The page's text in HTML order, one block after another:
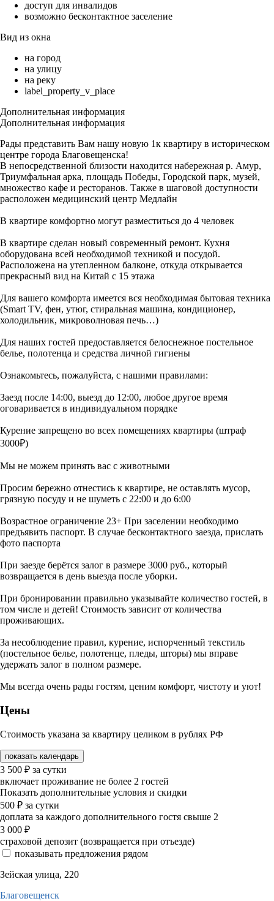
доступ для инвалидов
возможно бесконтактное заселение
Вид из окна
на город
на улицу
на реку
label_property_v_place
Дополнительная информация
Дополнительная информация
Рады представить Вам нашу новую 1к квартиру в историческом
центре города Благовещенска!
В непосредственной близости находится набережная р. Амур,
Триумфальная арка, площадь Победы, Городской парк, музей,
множество кафе и ресторанов. Также в шаговой доступности
расположен медицинский центр Медлайн
В квартире комфортно могут разместиться до 4 человек
В квартире сделан новый современный ремонт. Кухня
оборудована всей необходимой техникой и посудой.
Расположена на утепленном балконе, откуда открывается
прекрасный вид на Китай с 15 этажа
Для вашего комфорта имеется вся необходимая бытовая техника
(Smart TV, фен, утюг, стиральная машина, кондиционер,
холодильник, микроволновая печь…)
Для наших гостей предоставляется белоснежное постельное
белье, полотенца и средства личной гигиены
Ознакомьтесь, пожалуйста, с нашими правилами:
Заезд после 14:00, выезд до 12:00, любое другое время
оговаривается в индивидуальном порядке
Курение запрещено во всех помещениях квартиры (штраф
3000₽)
Мы не можем принять вас с животными
Просим бережно отнестись к квартире, не оставлять мусор,
грязную посуду и не шуметь с 22:00 и до 6:00
Возрастное ограничение 23+ При заселении необходимо
предъявить паспорт. В случае бесконтактного заезда, прислать
фото паспорта
При заезде берётся залог в размере 3000 руб., который
возвращается в день выезда после уборки.
При бронировании правильно указывайте количество гостей, в
том числе и детей! Стоимость зависит от количества
проживающих.
За несоблюдение правил, курение, испорченный текстиль
(постельное белье, полотенце, пледы, шторы) мы вправе
удержать залог в полном размере.
Мы всегда очень рады гостям, ценим комфорт, чистоту и уют!
Цены
Стоимость указана за квартиру целиком в рублях РФ
показать календарь
3 500 ₽ за сутки
включает проживание не более 2 гостей
Показать дополнительные условия и скидки
500 ₽ за сутки
доплата за каждого дополнительного гостя свыше 2
3 000 ₽
страховой депозит (возвращается при отъезде)
показывать предложения рядом
Зейская улица, 220
Благовещенск